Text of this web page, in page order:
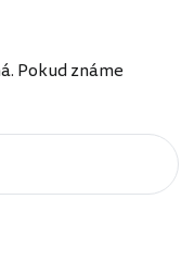
Pokud známe